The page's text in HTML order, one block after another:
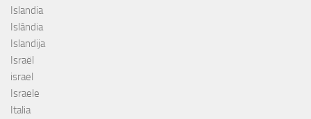
Islandia
Islândia
Islandija
Israël
israel
Israele
Italia